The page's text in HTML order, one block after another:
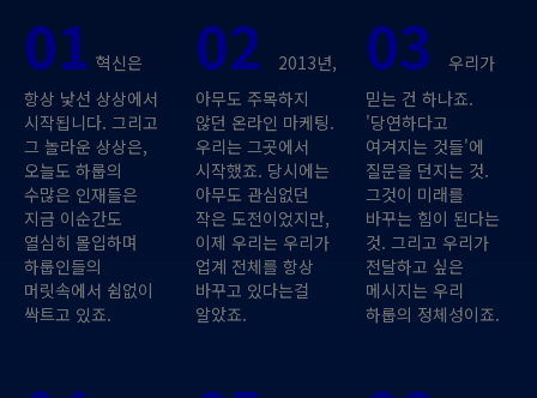
01 혁신은
항상 낯선 상상에서
시작됩니다. 그리고
그 놀라운 상상은,
오늘도 하룹의
수많은 인재들은
지금 이순간도
열심히 몰입하며
하룹인들의
머릿속에서 쉼없이
싹트고 있죠.
02
2013년,
아무도 주목하지
않던 온라인 마케팅.
우리는 그곳에서
시작했죠. 당시에는
아무도 관심없던
작은 도전이었지만,
이제 우리는 우리가
업계 전체를 항상
바꾸고 있다는걸
알았죠.
03우리가
믿는 건 하나죠.
'당연하다고
여겨지는 것들'에
질문을 던지는 것.
그것이 미래를
바꾸는 힘이 된다는
것. 그리고 우리가
전달하고 싶은
메시지는 우리
하룹의 정체성이죠.